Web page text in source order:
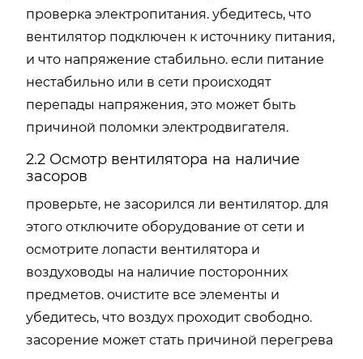
проверка электропитания. убедитесь, что
вентилятор подключен к источнику питания,
и что напряжение стабильно. если питание
нестабильно или в сети происходят
перепады напряжения, это может быть
причиной поломки электродвигателя.
2.2 Осмотр вентилятора на наличие
засоров
проверьте, не засорился ли вентилятор. для
этого отключите оборудование от сети и
осмотрите лопасти вентилятора и
воздуховоды на наличие посторонних
предметов. очистите все элементы и
убедитесь, что воздух проходит свободно.
засорение может стать причиной перегрева